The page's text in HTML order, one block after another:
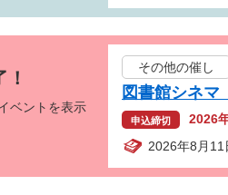
ベントを表示
その他の催し
図書館シネ
申込締切
2026
2026年8月11